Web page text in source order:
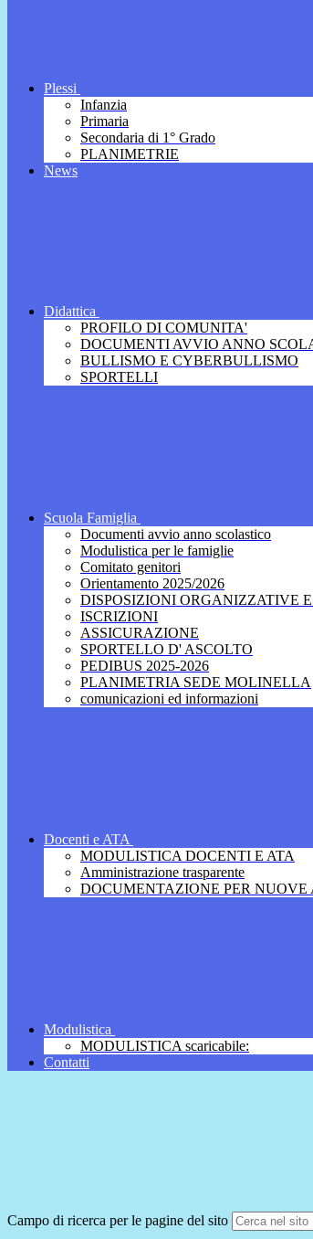
Plessi
Infanzia
Primaria
Secondaria di 1° Grado
PLANIMETRIE
News
Didattica
PROFILO DI COMUNITA'
DOCUMENTI AVVIO ANNO
BULLISMO E CYBERBULLISMO
SPORTELLI
Scuola Famiglia
Documenti avvio anno scolastico
Modulistica per le famiglie
Comitato genitori
Orientamento 2025/2026
DISPOSIZIONI ORGANIZZATIVE
ISCRIZIONI
ASSICURAZIONE
SPORTELLO D' ASCOLTO
PEDIBUS 2025-2026
PLANIMETRIA SEDE MOLINELLA
comunicazioni ed informazioni
Docenti e ATA
MODULISTICA DOCENTI E ATA
Amministrazione trasparente
DOCUMENTAZIONE PER NUOVE
Modulistica
MODULISTICA scaricabile:
Contatti
Campo di ricerca per le pagine del sito